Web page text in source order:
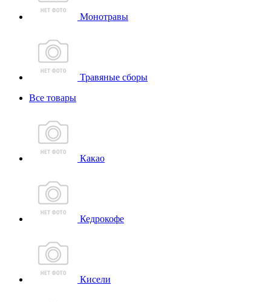
Монотравы
Травяные сборы
Все товары
Какао
Кедрокофе
Кисели